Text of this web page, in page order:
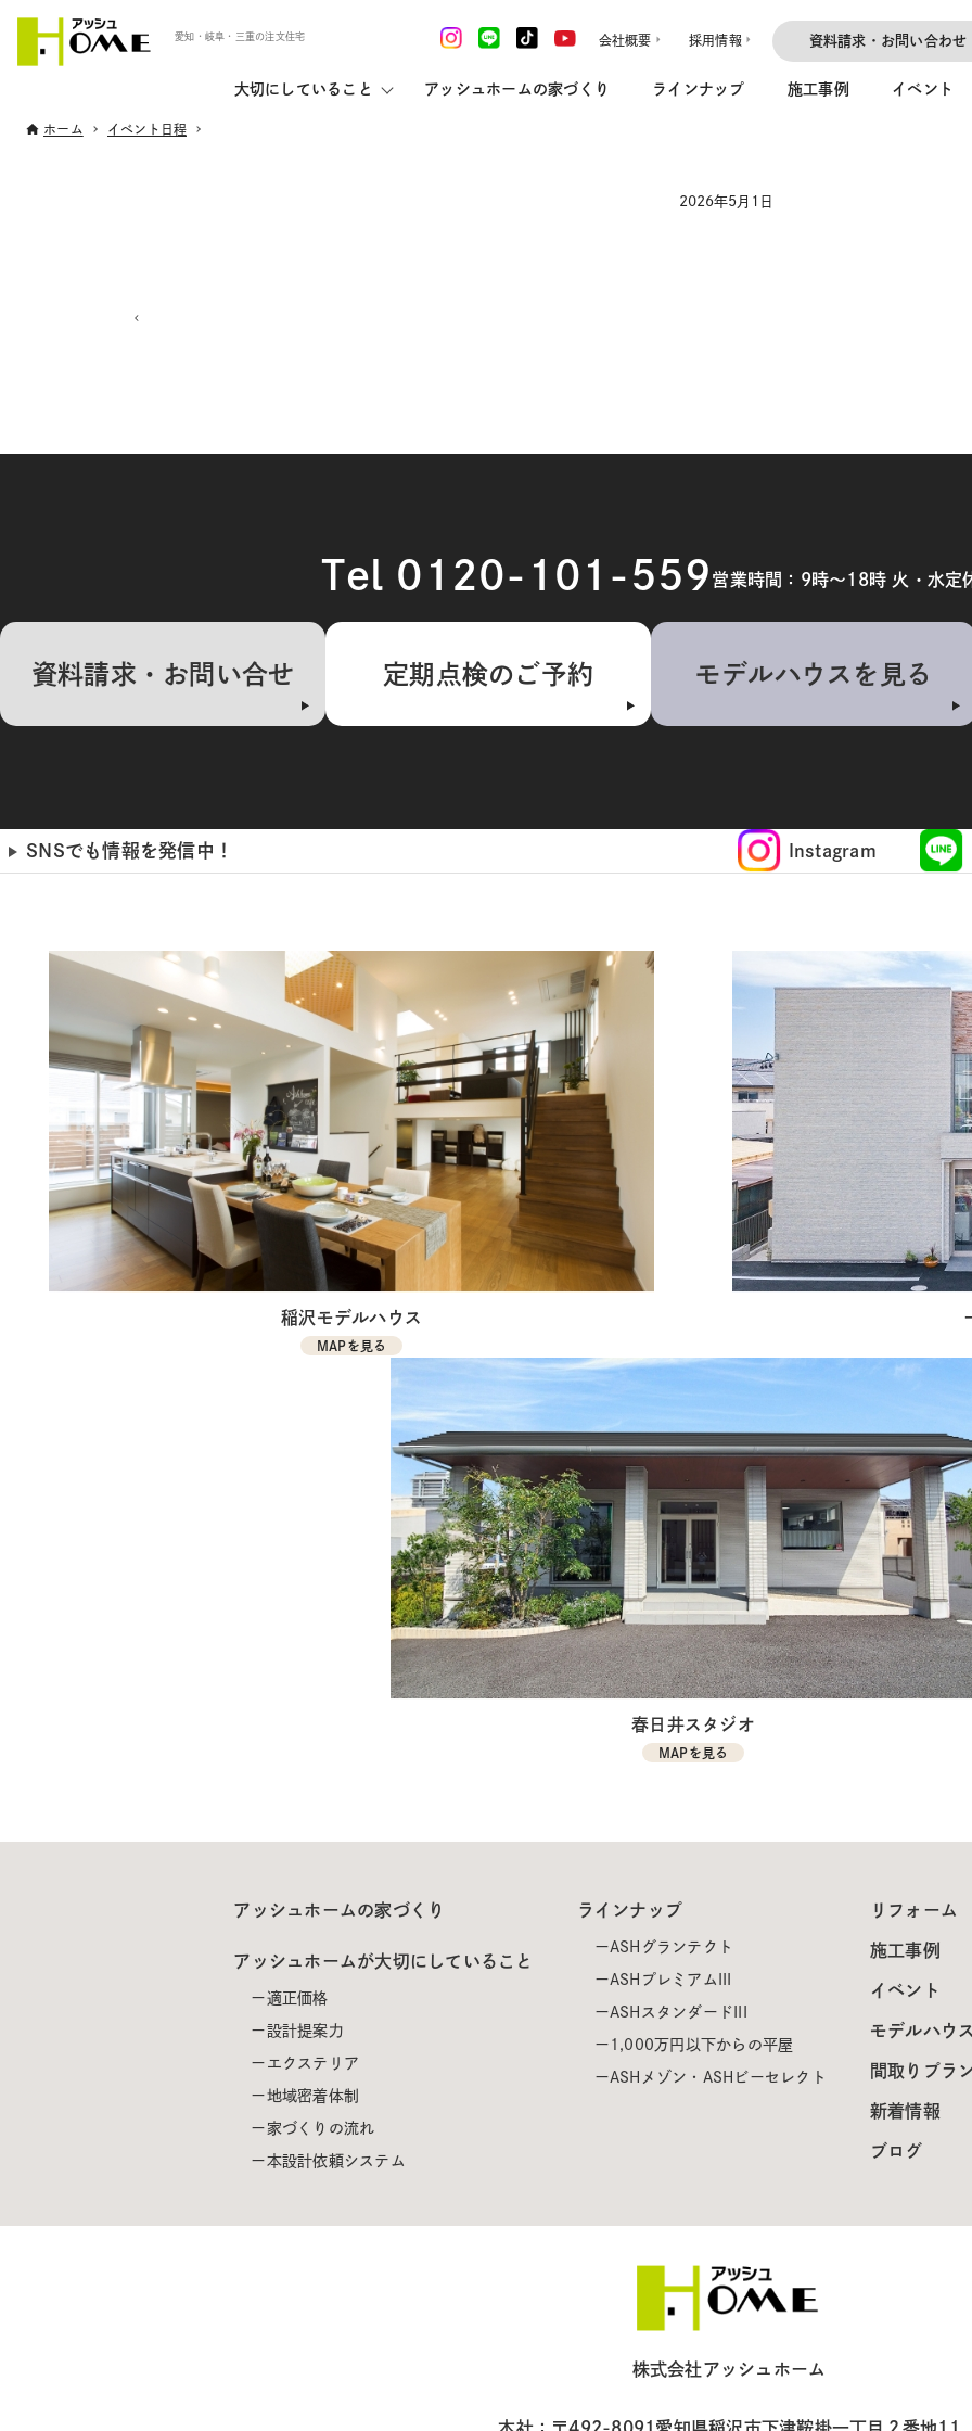
愛知・岐阜・三重の注文住宅 会社概要 採用情報 資料請求・お問い合わせ
大切にしていること アッシュホームの家づくり ラインナップ 施工事例 イベント
ホーム イベント日程
2026年5月1日
Tel 0120-101-559 営業時間：9時～18時 火・水定
資料請求・お問い合せ 定期点検のご予約 モデルハウスを見る
SNSでも情報を発信中！ Instagram
稲沢モデルハウス
MAPを見る
春日井スタジオ
MAPを見る
アッシュホームの家づくり
アッシュホームが大切にしていること
適正価格
設計提案力
エクステリア
地域密着体制
家づくりの流れ
本設計依頼システム
ラインナップ
ASHグランテクト
ASHプレミアムIII
ASHスタンダードIII
1,000万円以下からの平屋
ASHメゾン・ASHビーセレクト
リフォーム
施工事例
イベント
モデルハウ
間取りプラ
新着情報
ブログ
株式会社アッシュホーム